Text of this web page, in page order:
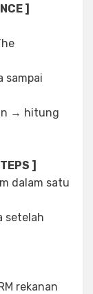
]
sampai
→ hitung
]
dalam satu
setelah
rekanan